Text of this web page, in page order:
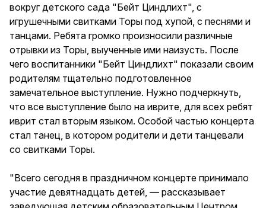
вокруг детского сада "Бейт Циндлихт", с
игрушечными свитками Торы под хупой, с песнями и
танцами. Ребята громко произносили различные
отрывки из Торы, выученные ими наизусть. После
чего воспитанники "Бейт Циндлихт" показали своим
родителям тщательно подготовленное
замечательное выступление. Нужно подчеркнуть,
что все выступление было на иврите, для всех ребят
иврит стал вторым языком. Особой частью концерта
стал танец, в котором родители и дети танцевали
со свитками Торы.
"Всего сегодня в праздничном концерте принимало
участие девятнадцать детей, — рассказывает